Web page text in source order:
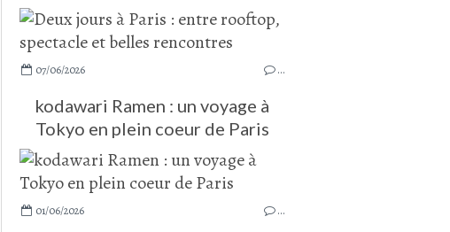
07/06/2026 …
kodawari Ramen : un voyage à
Tokyo en plein coeur de Paris
01/06/2026 …